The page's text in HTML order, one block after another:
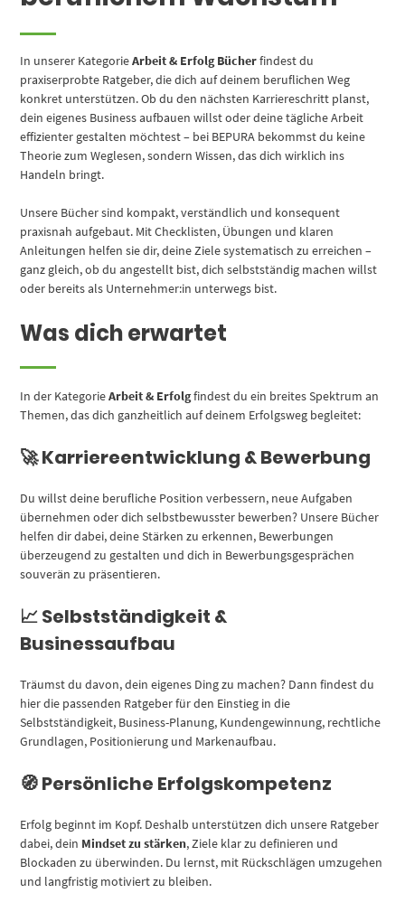
In unserer KategorieArbeit & Erfolg Bücherfindest du
praxiserprobte Ratgeber, die dich auf deinem beruflichen Weg
konkret unterstützen. Ob du den nächsten Karriereschritt planst,
dein eigenes Business aufbauen willst oder deine tägliche Arbeit
effizienter gestalten möchtest – bei BEPURA bekommst du keine
Theorie zum Weglesen, sondern Wissen, das dich wirklich ins
Handeln bringt.
Unsere Bücher sind kompakt, verständlich und konsequent
praxisnah aufgebaut. Mit Checklisten, Übungen und klaren
Anleitungen helfen sie dir, deine Ziele systematisch zu erreichen –
ganz gleich, ob du angestellt bist, dich selbstständig machen willst
oder bereits als Unternehmer:in unterwegs bist.
Was dich erwartet
In der KategorieArbeit & Erfolgfindest du ein breites Spektrum an
Themen, das dich ganzheitlich auf deinem Erfolgsweg begleitet:
🚀 Karriereentwicklung & Bewerbung
Du willst deine berufliche Position verbessern, neue Aufgaben
übernehmen oder dich selbstbewusster bewerben? Unsere Bücher
helfen dir dabei, deine Stärken zu erkennen, Bewerbungen
überzeugend zu gestalten und dich in Bewerbungsgesprächen
souverän zu präsentieren.
📈 Selbstständigkeit &
Businessaufbau
Träumst du davon, dein eigenes Ding zu machen? Dann findest du
hier die passenden Ratgeber für den Einstieg in die
Selbstständigkeit, Business-Planung, Kundengewinnung, rechtliche
Grundlagen, Positionierung und Markenaufbau.
🧭 Persönliche Erfolgskompetenz
Erfolg beginnt im Kopf. Deshalb unterstützen dich unsere Ratgeber
dabei, dein Mindset zu stärken, Ziele klar zu definieren und
Blockaden zu überwinden. Du lernst, mit Rückschlägen umzugehen
und langfristig motiviert zu bleiben.